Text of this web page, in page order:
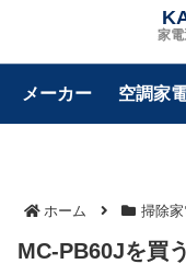
家電
メーカー 空調家
ホーム 掃除
MC-PB60Jを買